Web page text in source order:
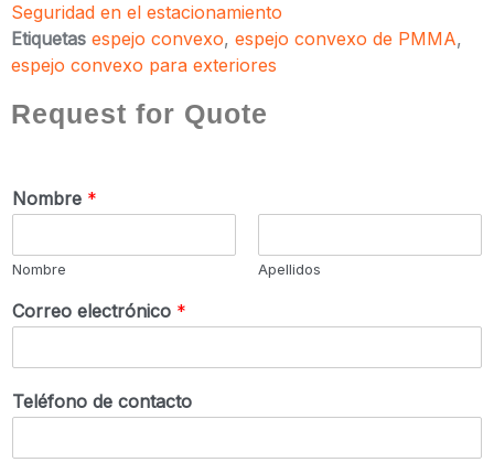
Seguridad en el estacionamiento
Etiquetas espejo convexo, espejo convexo de PMMA,
espejo convexo para exteriores
Request for Quote
Nombre *
Nombre Apellidos
Correo electrónico *
Teléfono de contacto